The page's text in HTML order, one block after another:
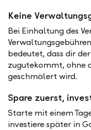
Keine
Bei Einhaltung des
bedeutet, dass dir
zugutekommt, ohne
geschmälert wird.
Spare zuerst,
Starte mit einem
investiere später in